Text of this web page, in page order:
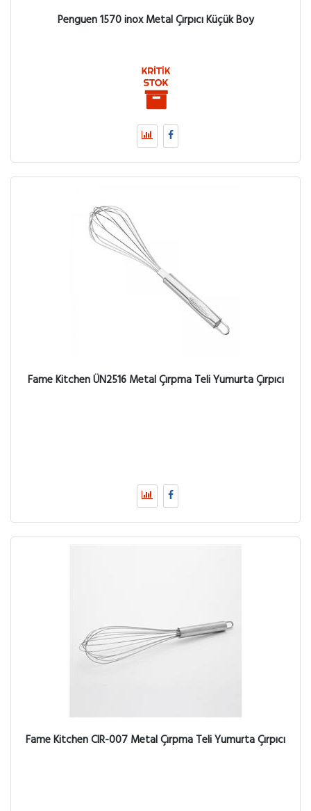
Penguen 1570 inox Metal Çırpıcı Küçük Boy
Fame Kitchen ÜN2516 Metal Çırpma Teli Yumurta Çırpıcı
Fame Kitchen CIR-007 Metal Çırpma Teli Yumurta Çırpıcı